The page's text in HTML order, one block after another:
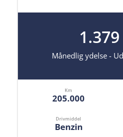
Månedlig ydelse -
Km
205.000
Drivmiddel
Benzin